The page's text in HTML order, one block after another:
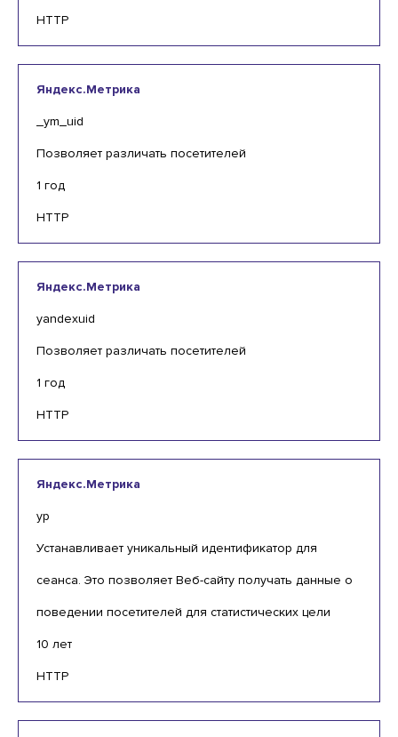
HTTP
Яндекс.Метрика
_ym_uid
Позволяет различать посетителей
1 год
HTTP
Яндекс.Метрика
yandexuid
Позволяет различать посетителей
1 год
HTTP
Яндекс.Метрика
yp
Устанавливает уникальный идентификатор для
сеанса. Это позволяет Веб-сайту получать данные о
поведении посетителей для статистических цели
10 лет
HTTP